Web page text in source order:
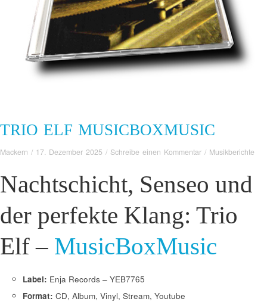
TRIO ELF MUSICBOXMUSIC
Mackern / 17. Dezember 2025 / Schreibe einen Kommentar / Musikberichte
Nachtschicht, Senseo und
der perfekte Klang: Trio
Elf – MusicBoxMusic
Label: Enja Records – YEB7765
Format: CD, Album, Vinyl, Stream, Youtube